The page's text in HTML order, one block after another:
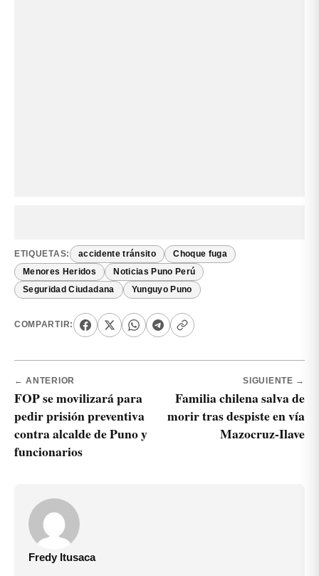
ETIQUETAS: accidente tránsito Choque fuga
Menores Heridos Noticias Puno Perú
Seguridad Ciudadana Yunguyo Puno
COMPARTIR:
← ANTERIOR
FOP se movilizará para
pedir prisión preventiva
contra alcalde de Puno y
funcionarios
SIGUIENTE →
Familia chilena salva de
morir tras despiste en vía
Mazocruz-Ilave
Fredy Itusaca